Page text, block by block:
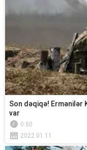
Son dəqiqə!
var
0:50
2022.01.11